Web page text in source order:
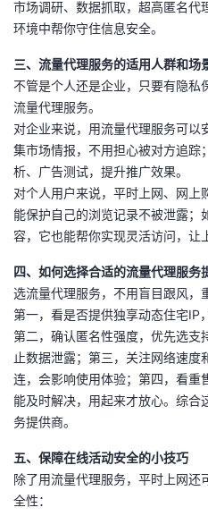
课
程
的
认
证
我
的
实
验
我
的
收
藏
术
支
持
云
声
建
议
市场调研、数据抓取，超高匿名代
环境中帮你守住信息安全。
三、流量代理服务的适用人群和场
不管是个人还是企业，只要有隐私
流量代理服务。
对企业来说，用流量代理服务可以
集市场情报，不用担心被对方追踪
析、广告测试，提升推广效果。
对个人用户来说，平时上网、网上
能保护自己的浏览记录不被泄露；
容，它也能帮你实现灵活访问，让
四、如何选择合适的流量代理服务
选流量代理服务，不用盲目跟风，
第一，看是否提供独享动态住宅IP
第二，确认匿名性强度，优先选支
止数据泄露；第三，关注网络速
连，会影响使用体验；第四，看重
能及时解决，用起来才放心。综合
务提供商。
五、保障在线活动安全的小技巧
除了用流量代理服务，平时上网还
全性：